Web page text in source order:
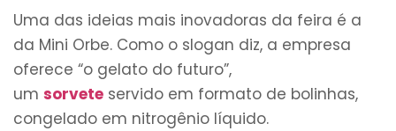
Uma das ideias mais inovadoras da feira é a
da Mini Orbe. Como o slogan diz, a empresa
oferece “o gelato do futuro”,
um sorvete servido em formato de bolinhas,
congelado em nitrogênio líquido.